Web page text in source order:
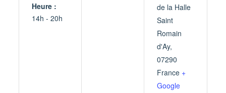
Heure :
14h - 20h
de la Halle
Saint
Romain
d'Ay,
07290
France +
Google